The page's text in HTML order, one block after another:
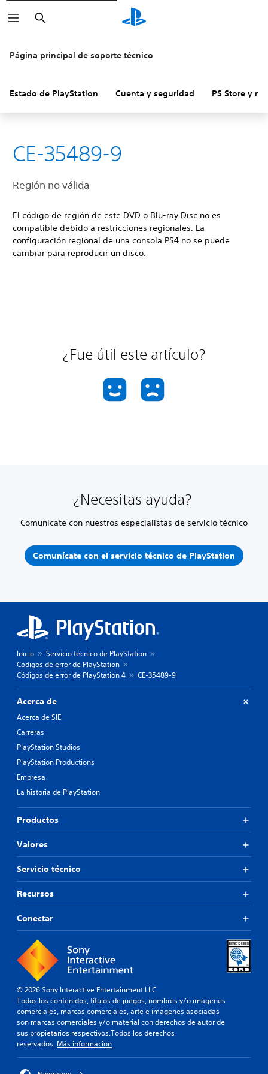
Buscar
Página principal de soporte técnico
Estado de PlayStation Cuenta y seguridad PS Store y
CE-35489-9
Región no válida
El código de región de este DVD o Blu-ray Disc no es
compatible debido a restricciones regionales. La
configuración regional de una consola PS4 no se puede
cambiar para reproducir un disco.
¿Fue útil este artículo?
¿Necesitas ayuda?
Comunícate con nuestros especialistas de servicio técnico
Comunícate con el servicio técnico de PlayStation
Inicio
Servicio técnico de PlayStation
Códigos de error de PlayStation
Códigos de error de PlayStation 4
CE-35489-9
Acerca de
Acerca de SIE
Carreras
PlayStation Studios
PlayStation Productions
Empresa
La historia de PlayStation
Productos
Valores
Servicio técnico
Recursos
Conectar
© 2026 Sony Interactive Entertainment LLC
Todos los contenidos, títulos de juegos, nombres y/o imágenes
comerciales, marcas comerciales, arte e imágenes asociadas
son marcas comerciales y/o material con derechos de autor de
sus propietarios respectivos.Todos los derechos
reservados. Más información